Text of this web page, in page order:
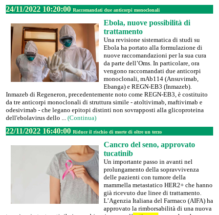
24/11/2022 10:20:00 Raccomandati due anticorpi monoclonali
Ebola, nuove possibilità di
trattamento
Una revisione sistematica di studi su
Ebola ha portato alla formulazione di
nuove raccomandazioni per la sua cura
da parte dell’Oms. In particolare, ora
vengono raccomandati due anticorpi
monoclonali, mAb114 (Ansuvimab,
Ebanga) e REGN-EB3 (Inmazeb).
Inmazeb di Regeneron, precedentemente noto come REGN-EB3, è costituito
da tre anticorpi monoclonali di struttura simile - atoltivimab, maftivimab e
odesivimab - che legano epitopi distinti non sovrapposti alla glicoproteina
dell'ebolavirus dello ... (Continua)
22/11/2022 16:40:00 Riduce il rischio di morte di oltre un terzo
Cancro del seno, approvato
tucatinib
Un importante passo in avanti nel
prolungamento della sopravvivenza
delle pazienti con tumore della
mammella metastatico HER2+ che hanno
già ricevuto due linee di trattamento.
L’Agenzia Italiana del Farmaco (AIFA) ha
approvato la rimborsabilità di una nuova